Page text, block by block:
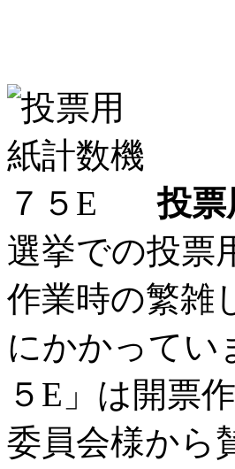
投票
選挙での投票
作業時の繁雑
にかかってい
５E」は開票
委員会様から